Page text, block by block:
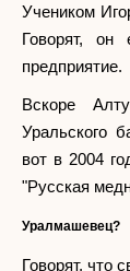
Учеником
Говорят,
предприятие.
Вскоре
Уральского
вот в 2004
"Русская
Уралмашевец?
Говорят, что